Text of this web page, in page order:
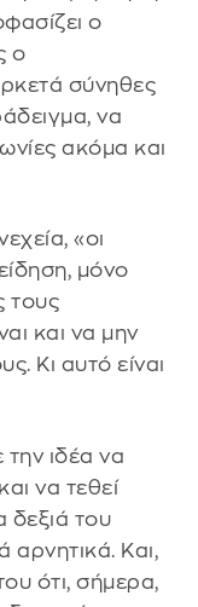
ο
ο
σύνηθες
να
ακόμα και
«οι
μόνο
τους
και να μην
Κι αυτό είναι
ιδέα να
να τεθεί
δεξιά του
Και,
ότι, σήμερα,